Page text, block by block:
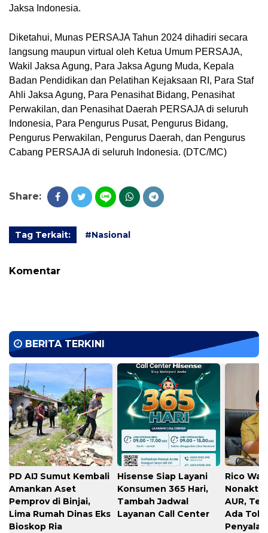
Jaksa Indonesia.
Diketahui, Munas PERSAJA Tahun 2024 dihadiri secara
langsung maupun virtual oleh Ketua Umum PERSAJA,
Wakil Jaksa Agung, Para Jaksa Agung Muda, Kepala
Badan Pendidikan dan Pelatihan Kejaksaan RI, Para Staf
Ahli Jaksa Agung, Para Penasihat Bidang, Penasihat
Perwakilan, dan Penasihat Daerah PERSAJA di seluruh
Indonesia, Para Pengurus Pusat, Pengurus Bidang,
Pengurus Perwakilan, Pengurus Daerah, dan Pengurus
Cabang PERSAJA di seluruh Indonesia. (DTC/MC)
Share:
Tag Terkait: #Nasional
Komentar
BERITA TERKINI
PD AIJ Sumut Kembali
Amankan Aset
Pemprov di Binjai,
Lima Rumah Dinas Eks
Bioskop Ria
Hisense Siap Layani
Konsumen 365 Hari,
Tambah Jadwal
Layanan Call Center
Rico
AUR,
Ada